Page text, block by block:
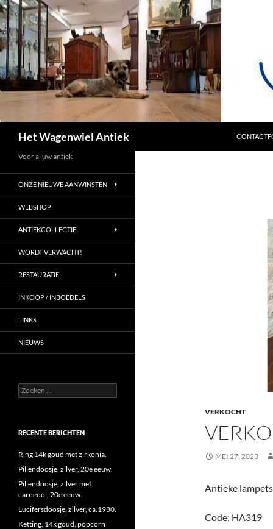
Het Wagenwiel Antiek
VERKOCHT
MEI 27, 2023
Antieke
Code: HA319
Voor al uw antiek
ONZE NIEUWE AANWINSTEN
WEBSHOP
ANTIEKCOLLECTIE
WORDT VERWACHT!
RESTAURATIE
INKOOP / INBOEDELS
LINKS
NIEUWS
Zoeken
naar:
RECENTE BERICHTEN
Ring 14k goud met zirkonia.
Pillendoosje, zilver, 20e eeuw.
Pillendoosje, zilver met
carneool, 20e eeuw.
Lucifersdoosje, zilver, ca.1930.
Ketting, 14k goud, popcorn